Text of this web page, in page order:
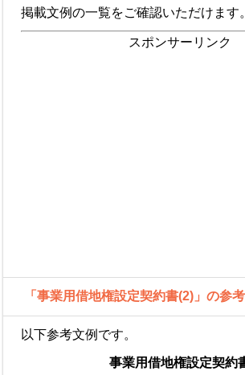
掲載文例の一覧をご確認いただけます。
スポンサーリンク
「事業用借地権設定契約書(2)」の参
以下参考文例です。
事業用借地権設定契約